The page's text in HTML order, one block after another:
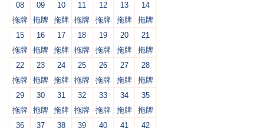
08
拖牌
09
拖牌
10
拖牌
11
拖牌
12
拖牌
13
拖牌
14
拖牌
15
拖牌
16
拖牌
17
拖牌
18
拖牌
19
拖牌
20
拖牌
21
拖牌
22
拖牌
23
拖牌
24
拖牌
25
拖牌
26
拖牌
27
拖牌
28
拖牌
29
拖牌
30
拖牌
31
拖牌
32
拖牌
33
拖牌
34
拖牌
35
拖牌
36
37 38 39 40 41 42